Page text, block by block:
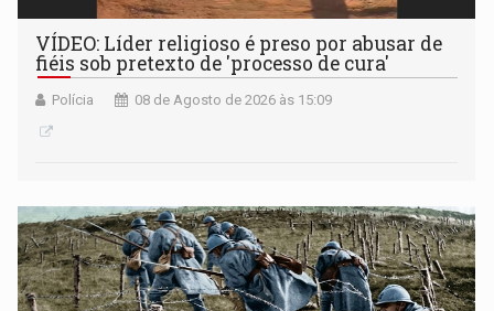
VÍDEO: Líder religioso é preso por abusar de
fiéis sob pretexto de 'processo de cura'
Polícia 08 de Agosto de 2026 às 15:09